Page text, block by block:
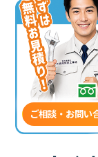
ご相談・お問い